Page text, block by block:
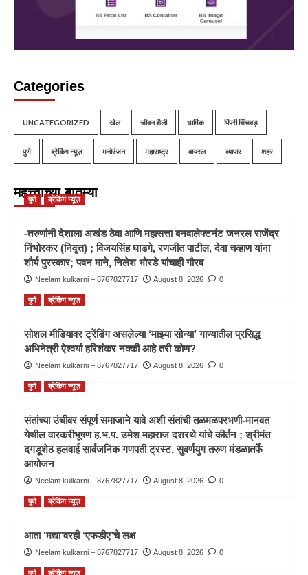
Categories
UNCATEGORIZED खेल जीवन शैली धार्मिक पिंपरी चिंचवड़
पुणे ब्रेकिंग न्यूज़ मनोरंजन महाराष्ट्र वायरल व्यापार शहर
महत्त्वाच्या बातम्या
पुणे ब्रेकिंग न्यूज़
-तरुणांनी देशाला अखंड ठेवा आणि महासत्ता बनवालेफ्टनंट जनरल राजेंद्र
निंभोरकर (निवृत्त) ; विजयसिंह घाडगे, रणजीत पाटील, देवा चव्हाण यांना
शौर्य पुरस्कार; पवन माने, निलेश भोरडे यांचाही गौरव
Neelam kulkarni – 8767827717 August 8, 2026 0
पुणे ब्रेकिंग न्यूज़
सोशल मीडियावर ट्रेंडिंग असलेल्या ‘माझ्या सोन्या’ गाण्यातील प्रसिद्ध
अभिनेत्री ऐश्वर्या हरिशंकर नक्की आहे तरी कोण?
Neelam kulkarni – 8767827717 August 8, 2026 0
पुणे ब्रेकिंग न्यूज़
संतांच्या उंचीवर संपूर्ण समाजाने यावे अशी संतांची तळमळपरभणी-मानवत
येथील वारकरीभूषण ह.भ.प. उमेश महाराज दशरथे यांचे कीर्तन ; श्रीमंत
दगडूशेठ हलवाई सार्वजनिक गणपती ट्रस्ट, सुवर्णयुग तरुण मंडळातर्फे
आयोजन
Neelam kulkarni – 8767827717 August 8, 2026 0
पुणे ब्रेकिंग न्यूज़
आता ‘मद्या’वरही ‘एफडीए’चे लक्ष
Neelam kulkarni – 8767827717 August 8, 2026 0
पुणे ब्रेकिंग न्यूज़